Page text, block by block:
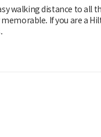
to all the major
the benefit of free Wi-Fi,